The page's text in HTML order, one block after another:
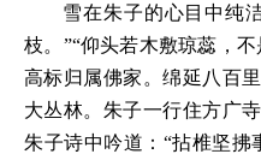
雪在朱子的心目中纯
枝。”“仰头若木敷琼蕊，
高标归属佛家。绵延八百
大丛林。朱子一行住方广寺
朱子诗中吟道： “拈椎坚拂